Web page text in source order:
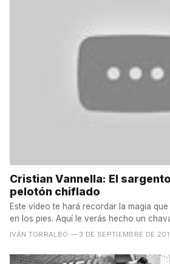
Cristian Vannella: El
pelotón chiflado
Este vídeo te hará recordar la magia
en los pies. Aquí le verás hecho un
IVÁN TORRALBO — 3 DE SEPTIEMBRE DE